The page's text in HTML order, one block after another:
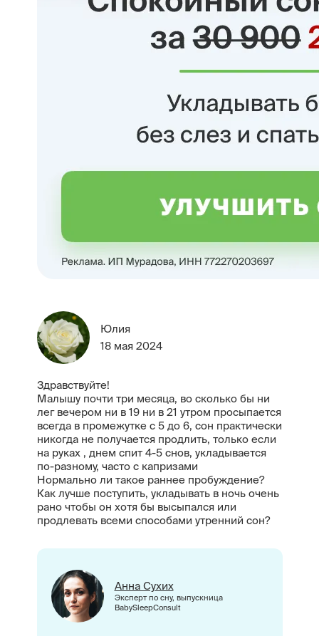
Юлия
18 мая 2024
Здравствуйте!
Малышу почти три месяца, во сколько бы ни
лег вечером ни в 19 ни в 21 утром просыпается
всегда в промежутке с 5 до 6, сон практически
никогда не получается продлить, только если
на руках , днем спит 4-5 снов, укладывается
по-разному, часто с капризами
Нормально ли такое раннее пробуждение?
Как лучше поступить, укладывать в ночь очень
рано чтобы он хотя бы высыпался или
продлевать всеми способами утренний сон?
Анна Сухих
Эксперт по сну, выпускница
BabySleepConsult